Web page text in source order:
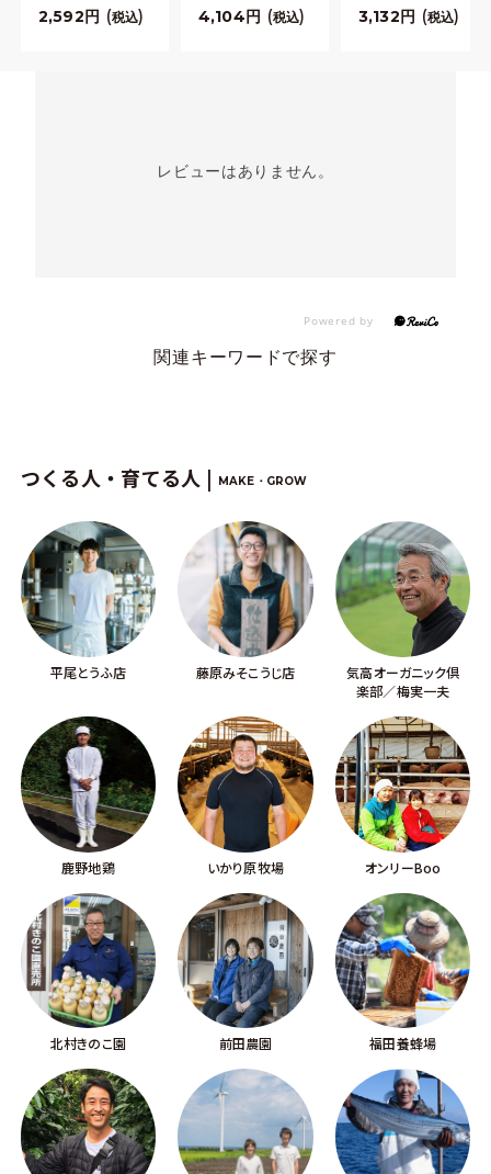
2,592 税込 4,104 税込 3,132 税込
レビューはありません。
関連キーワードで探す
つくる人・育てる人 | MAKE・GROW
平尾とうふ店 藤原みそこうじ店
気高オーガニック倶
楽部／梅実一夫
鹿野地鶏 いかり原牧場 オンリーBoo
北村きのこ園 前田農園 福田養蜂場